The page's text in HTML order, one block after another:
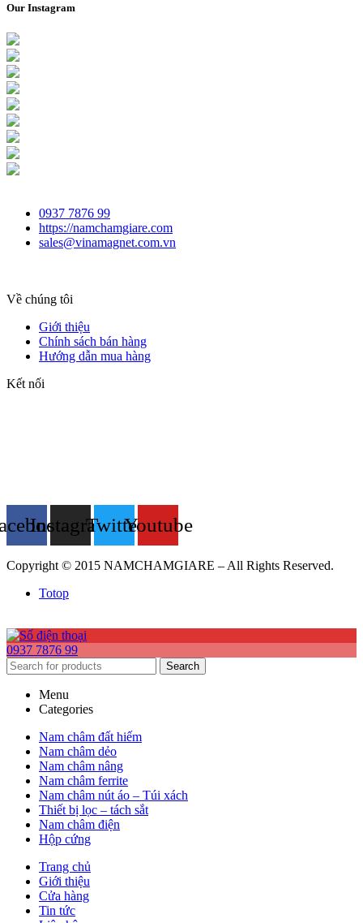
Our Instagram
0937 7876 99
https://namchamgiare.com
sales@vinamagnet.com.vn
Về chúng tôi
Giới thiệu
Chính sách bán hàng
Hướng dẫn mua hàng
Kết nối
InstagramTwitterYoutube
Copyright © 2015 NAMCHAMGIARE – All Rights Reserved.
Totop
0937 7876 99
Search
Menu
Categories
Nam châm đất hiếm
Nam châm dẻo
Nam châm nâng
Nam châm ferrite
Nam châm nút áo – Túi xách
Thiết bị lọc – tách sắt
Nam châm điện
Hộp cứng
Trang chủ
Giới thiệu
Cửa hàng
Tin tức